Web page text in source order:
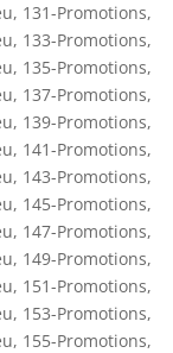
, 131-Promotions,
, 133-Promotions,
, 135-Promotions,
, 137-Promotions,
, 139-Promotions,
, 141-Promotions,
, 143-Promotions,
, 145-Promotions,
, 147-Promotions,
, 149-Promotions,
, 151-Promotions,
, 153-Promotions,
, 155-Promotions,